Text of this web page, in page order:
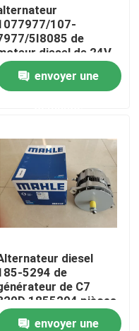
107-
5I8085 de
diesel de 24V
envoyer une
diesel
5294 de
de C7
1855294 pièces
moteur
envoyer une